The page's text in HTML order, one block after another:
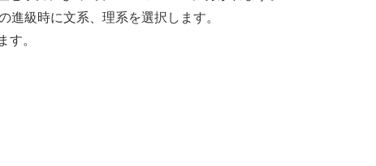
級時に文系、理系を選択します。
。